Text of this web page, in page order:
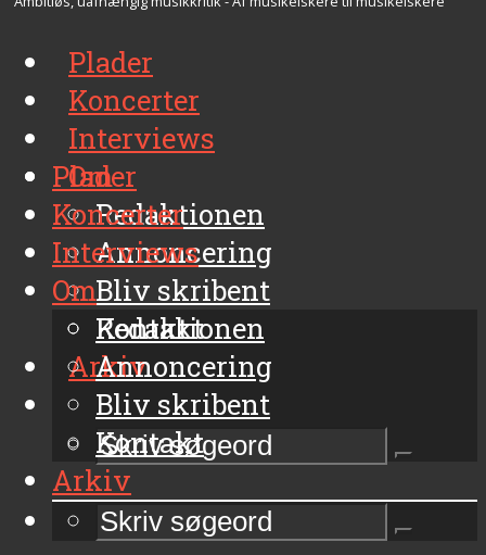
Plader
Koncerter
Interviews
Om
Redaktionen
Annoncering
Bliv skribent
Kontakt
Arkiv
Plader
Koncerter
Interviews
Om
Redaktionen
Annoncering
Bliv skribent
Kontakt
Arkiv